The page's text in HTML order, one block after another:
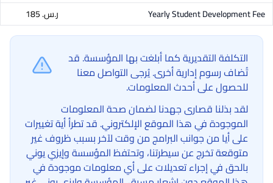
Yearly Student Development Fee
ر.س.‏ 185
التكلفة التقديرية كما أبلغت بها المؤسسة. قد
تُضاف رسوم إدارية أخرى. يُرجى التواصل معنا
للحصول على أحدث المعلومات.
لقد بذلنا قصارى جهدنا لضمان صحة المعلومات
الموجودة في هذا الموقع الإلكتروني. قد تطرأ أية تغييرات
على أيا من جوانب البرامج من وقت لآخر بسبب ظروف غير
متوقعة تخرج عن سيطرتنا، وتحتفظ المؤسسة وإيزي يوني
بالحق في إجراء تعديلات على أي معلومات موجودة في